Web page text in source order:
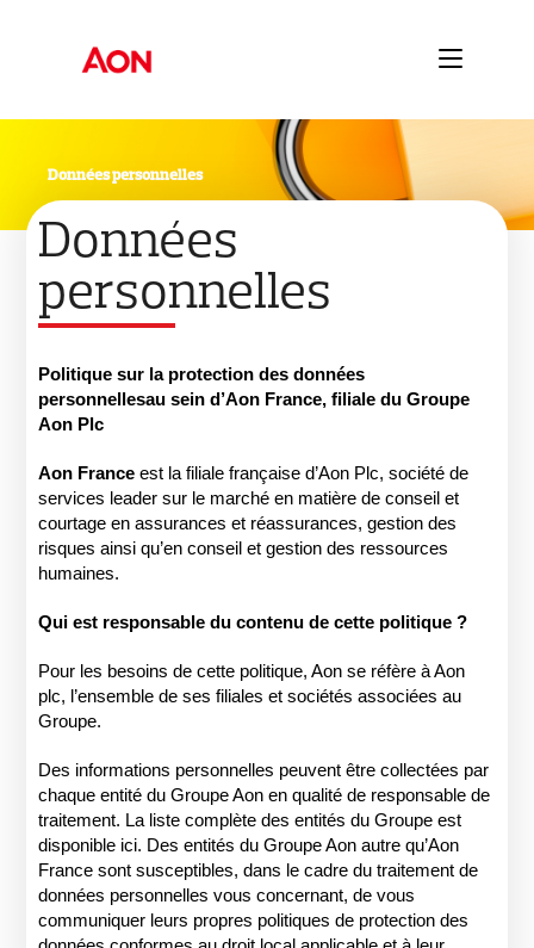
Données personnelles
Données
personnelles
Politique sur la protection des données
personnellesau seind’Aon France, filiale du Groupe
Aon Plc
Aon France est la filiale française d’Aon Plc, société de
services leader sur le marché en matière de conseil et
courtage en assurances et réassurances, gestion des
risques ainsi qu’en conseil et gestion des ressources
humaines.
Qui est responsable du contenu de cette politique ?
Pour les besoins de cette politique, Aon se réfère à Aon
plc, l’ensemble de ses filiales et sociétés associées au
Groupe.
Des informations personnelles peuvent être collectées par
chaque entité du Groupe Aon en qualité de responsable de
traitement. La liste complète des entités du Groupe est
disponible ici. Des entités du Groupe Aon autre qu’Aon
France sont susceptibles, dans le cadre du traitement de
données personnelles vous concernant, de vous
communiquer leurs propres politiques de protection des